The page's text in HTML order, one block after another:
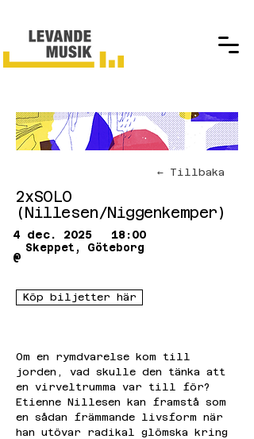
← Tillbaka
2xSOLO
(Nillesen/Niggenkemper)
Köp biljetter här
4 dec. 2025
18:00
@
Skeppet, Göteborg
Om en rymdvarelse kom till
jorden, vad skulle den tänka att
en virveltrumma var till för?
Etienne Nillesen kan framstå som
en sådan främmande livsform när
han utövar radikal glömska kring